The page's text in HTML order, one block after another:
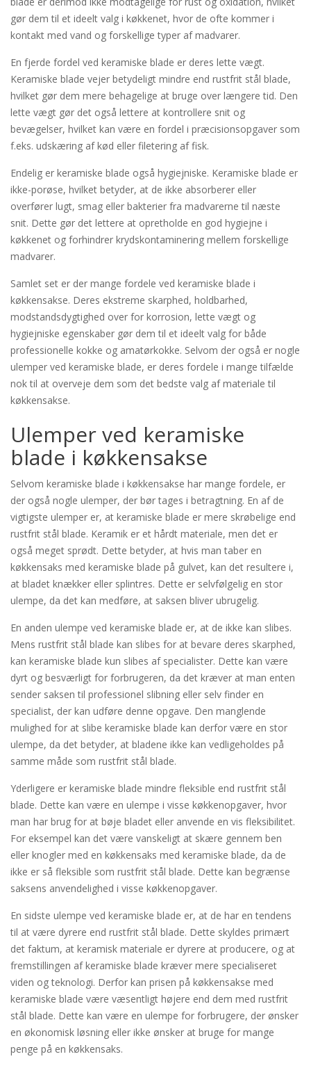
gør dem til et ideelt valg i køkkenet, hvor de ofte kommer i
kontakt med vand og forskellige typer af madvarer.
En fjerde fordel ved keramiske blade er deres lette vægt.
Keramiske blade vejer betydeligt mindre end rustfrit stål blade,
hvilket gør dem mere behagelige at bruge over længere tid. Den
lette vægt gør det også lettere at kontrollere snit og
bevægelser, hvilket kan være en fordel i præcisionsopgaver som
f.eks. udskæring af kød eller filetering af fisk.
Endelig er keramiske blade også hygiejniske. Keramiske blade er
ikke-porøse, hvilket betyder, at de ikke absorberer eller
overfører lugt, smag eller bakterier fra madvarerne til næste
snit. Dette gør det lettere at opretholde en god hygiejne i
køkkenet og forhindrer krydskontaminering mellem forskellige
madvarer.
Samlet set er der mange fordele ved keramiske blade i
køkkensakse. Deres ekstreme skarphed, holdbarhed,
modstandsdygtighed over for korrosion, lette vægt og
hygiejniske egenskaber gør dem til et ideelt valg for både
professionelle kokke og amatørkokke. Selvom der også er nogle
ulemper ved keramiske blade, er deres fordele i mange tilfælde
nok til at overveje dem som det bedste valg af materiale til
køkkensakse.
Ulemper ved keramiske
blade i køkkensakse
Selvom keramiske blade i køkkensakse har mange fordele, er
der også nogle ulemper, der bør tages i betragtning. En af de
vigtigste ulemper er, at keramiske blade er mere skrøbelige end
rustfrit stål blade. Keramik er et hårdt materiale, men det er
også meget sprødt. Dette betyder, at hvis man taber en
køkkensaks med keramiske blade på gulvet, kan det resultere i,
at bladet knækker eller splintres. Dette er selvfølgelig en stor
ulempe, da det kan medføre, at saksen bliver ubrugelig.
En anden ulempe ved keramiske blade er, at de ikke kan slibes.
Mens rustfrit stål blade kan slibes for at bevare deres skarphed,
kan keramiske blade kun slibes af specialister. Dette kan være
dyrt og besværligt for forbrugeren, da det kræver at man enten
sender saksen til professionel slibning eller selv finder en
specialist, der kan udføre denne opgave. Den manglende
mulighed for at slibe keramiske blade kan derfor være en stor
ulempe, da det betyder, at bladene ikke kan vedligeholdes på
samme måde som rustfrit stål blade.
Yderligere er keramiske blade mindre fleksible end rustfrit stål
blade. Dette kan være en ulempe i visse køkkenopgaver, hvor
man har brug for at bøje bladet eller anvende en vis fleksibilitet.
For eksempel kan det være vanskeligt at skære gennem ben
eller knogler med en køkkensaks med keramiske blade, da de
ikke er så fleksible som rustfrit stål blade. Dette kan begrænse
saksens anvendelighed i visse køkkenopgaver.
En sidste ulempe ved keramiske blade er, at de har en tendens
til at være dyrere end rustfrit stål blade. Dette skyldes primært
det faktum, at keramisk materiale er dyrere at producere, og at
fremstillingen af keramiske blade kræver mere specialiseret
viden og teknologi. Derfor kan prisen på køkkensakse med
keramiske blade være væsentligt højere end dem med rustfrit
stål blade. Dette kan være en ulempe for forbrugere, der ønsker
en økonomisk løsning eller ikke ønsker at bruge for mange
penge på en køkkensaks.